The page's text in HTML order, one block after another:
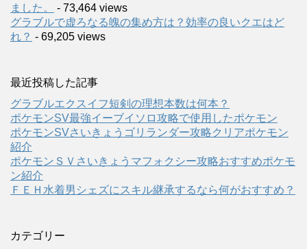
ました。
- 73,464 views
グラブルで虚ろなる魄の集め方は？効率の良いクエはど
れ？ - 69,205 views
最近投稿した記事
グラブルエクスイフ短剣の理想本数は何本？
ポケモンSV最強イーブイソロ攻略で使用したポケモン
ポケモンSVさいきょうゴリランダー攻略クリアポケモン
紹介
ポケモンＳＶさいきょうマフォクシー攻略おすすめポケモ
ン紹介
ＦＥＨ水着男シェズにスキル継承するなら何がおすすめ？
カテゴリー